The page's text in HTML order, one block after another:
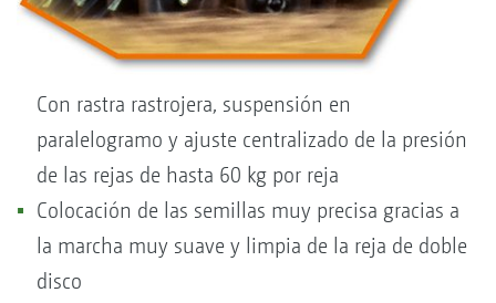
Con rastra rastrojera, suspensión en
paralelogramo y ajuste centralizado de la presión
de las rejas de hasta 60 kg por reja
Colocación de las semillas muy precisa gracias a
la marcha muy suave y limpia de la reja de doble
disco